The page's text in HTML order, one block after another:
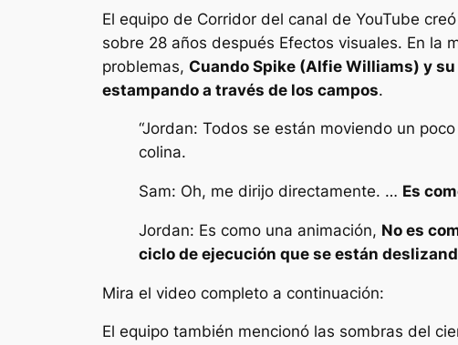
El equipo de Corridor del canal de YouTube
sobre 28 años después Efectos visuales. En la
problemas, Cuando Spike (Alfie Williams) y
estampando a través de los campos.
“Jordan: Todos se están moviendo un
colina.
Sam: Oh, me dirijo directamente. … Es
Jordan: Es como una animación, No es
ciclo de ejecución que se están
Mira el video completo a continuación:
El equipo también mencionó las sombras del